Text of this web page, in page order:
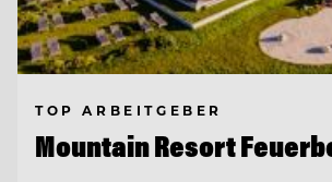
TOP ARBEITGEBER
Mountain Resort